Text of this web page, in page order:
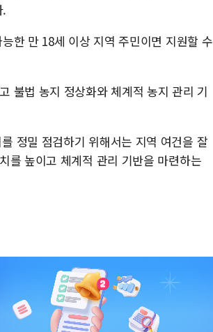
.
한 만 18세 이상 지역 주민이면 지원할 수
불법 농지 정상화와 체계적 농지 관리 기
정밀 점검하기 위해서는 지역 여건을 잘
를 높이고 체계적 관리 기반을 마련하는